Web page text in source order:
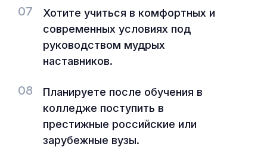
07
Хотите учиться в комфортных и
современных условиях под
руководством мудрых
наставников.
08
Планируете после обучения в
колледже поступить в
престижные российские или
зарубежные вузы.